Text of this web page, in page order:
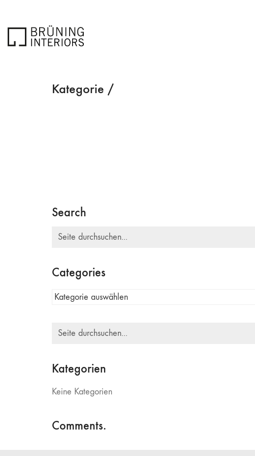
Kategorie /
Search
Suche
Categories
Categories
Suche
Kategorien
Keine Kategorien
Comments.